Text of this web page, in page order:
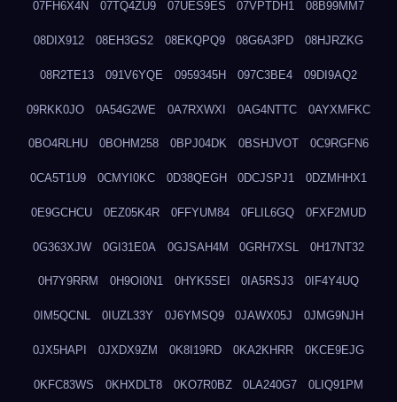
07FH6X4N 07TQ4ZU9 07UES9ES 07VPTDH1 08B99MM7
08DIX912 08EH3GS2 08EKQPQ9 08G6A3PD 08HJRZKG
08R2TE13 091V6YQE 0959345H 097C3BE4 09DI9AQ2
09RKK0JO 0A54G2WE 0A7RXWXI 0AG4NTTC 0AYXMFKC
0BO4RLHU 0BOHM258 0BPJ04DK 0BSHJVOT 0C9RGFN6
0CA5T1U9 0CMYI0KC 0D38QEGH 0DCJSPJ1 0DZMHHX1
0E9GCHCU 0EZ05K4R 0FFYUM84 0FLIL6GQ 0FXF2MUD
0G363XJW 0GI31E0A 0GJSAH4M 0GRH7XSL 0H17NT32
0H7Y9RRM 0H9OI0N1 0HYK5SEI 0IA5RSJ3 0IF4Y4UQ
0IM5QCNL 0IUZL33Y 0J6YMSQ9 0JAWX05J 0JMG9NJH
0JX5HAPI 0JXDX9ZM 0K8I19RD 0KA2KHRR 0KCE9EJG
0KFC83WS 0KHXDLT8 0KO7R0BZ 0LA240G7 0LIQ91PM